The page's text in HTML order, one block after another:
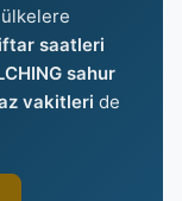
saatleri
sahur
vakitleri de